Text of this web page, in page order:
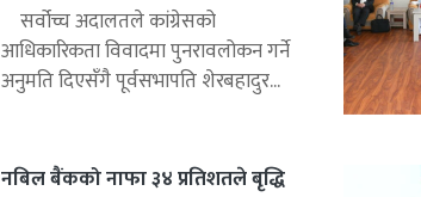
सर्वोच्च अदालतले कांग्रेसको
आधिकारिकता विवादमा पुनरावलोकन गर्ने
अनुमति दिएसँगै पूर्वसभापति शेरबहादुर...
नबिल बैंकको नाफा ३४ प्रतिशतले बृद्धि